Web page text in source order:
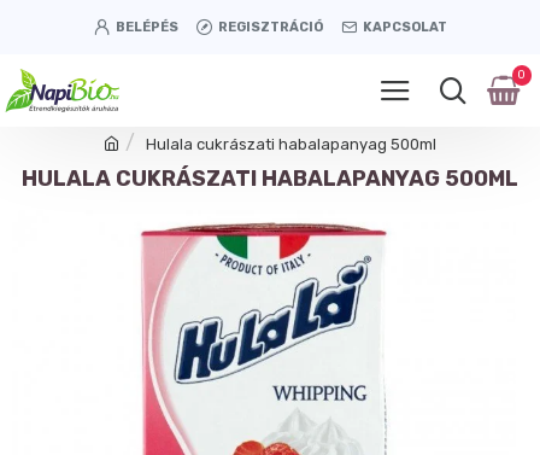
BELÉPÉS REGISZTRÁCIÓ KAPCSOLAT
0
Hulala cukrászati habalapanyag 500ml
HULALA CUKRÁSZATI HABALAPANYAG 500ML